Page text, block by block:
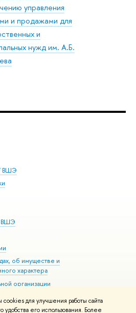
для улучшения работы сайта
его использования. Более
управления
и продажами для
и
нужд им. А.Б.
ВШЭ
ВШЭ
об имуществе и
характера
организации
здоровья